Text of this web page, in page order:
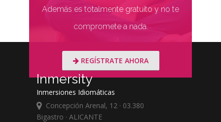
Además es totalmente gratuito y no te
compromete a nada.
REGÍSTRATE AHORA
Inmersity
Inmersiones Idiomáticas
Concepción Arenal, 12 · 03.380
Bigastro · ALICANTE